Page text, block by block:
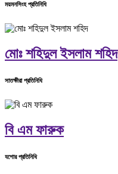
ময়মনসিংহ প্রতিনিধি
মোঃ শহিদুল ইসলাম শহিদ
সাতক্ষীরা প্রতিনিধি
বি এম ফারুক
যশোর প্রতিনিধি